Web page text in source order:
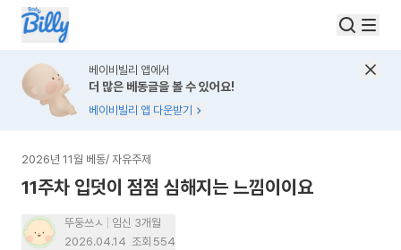
베이비빌리 앱에서
더 많은 베동글을 볼 수 있어요!
베이비빌리 앱 다운받기
2026년 11월 베동/ 자유주제
11주차 입덧이 점점 심해지는 느낌이이요
뚜둥쓰ㅅ
임신 3개월
2026.04.14 조회 554